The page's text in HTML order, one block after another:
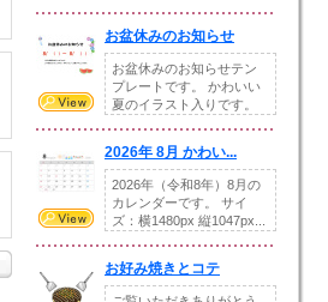
お盆休みのお知らせ
お盆休みのお知らせテン
プレートです。 かわいい
夏のイラスト入りです。
2026年 8月 かわい...
2026年（令和8年）8月の
カレンダーです。 サイ
ズ：横1480px 縦1047px...
お好み焼きとコテ